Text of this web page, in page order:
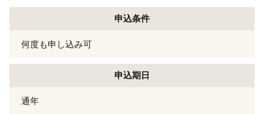
申込条件
何度も申し込み可
申込期日
通年